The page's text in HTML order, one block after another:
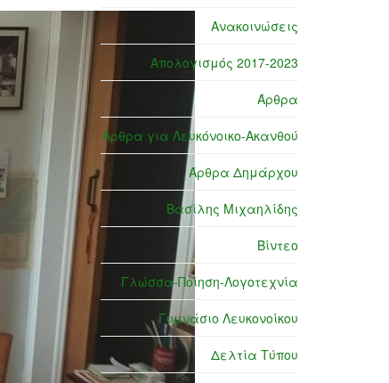
Ανακοινώσεις
Απολογισμός 2017-2023
Άρθρα
Άρθρα για Λευκόνοικο-Ακανθού
Άρθρα Δημάρχου
Βασίλης Μιχαηλίδης
Βίντεο
Γλώσσα-Ποίηση-Λογοτεχνία
Γυμνάσιο Λευκονοίκου
Δελτία Τύπου